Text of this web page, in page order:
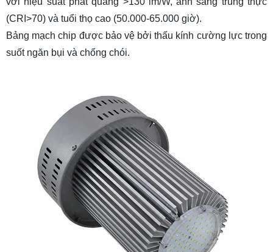
(CRI>70) và tuổi thọ cao (50.000-65.000 giờ).
Bảng mạch chip được bảo vệ bởi thấu kính cường lực trong
suốt ngăn bụi và chống chói.